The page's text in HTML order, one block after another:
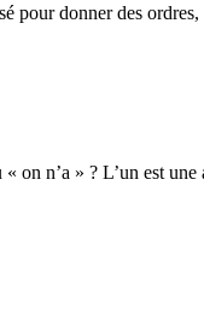
pour donner des
on n’a » ? L’un est